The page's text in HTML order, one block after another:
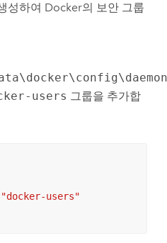
성하여 Docker의 보안 그룹
users 그룹을 추가합
"docker-users"